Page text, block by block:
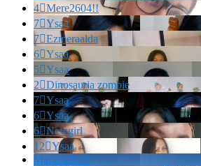
4Mere2604!!
7Ysaa
7Ezmeraalda
6Ysaa
5Ysaa
2Dinosauria zombie
7Ysaa
6Ysaa
6Newgirl
12Ysaa
Marianella!!!